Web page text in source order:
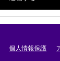
個人情報保護